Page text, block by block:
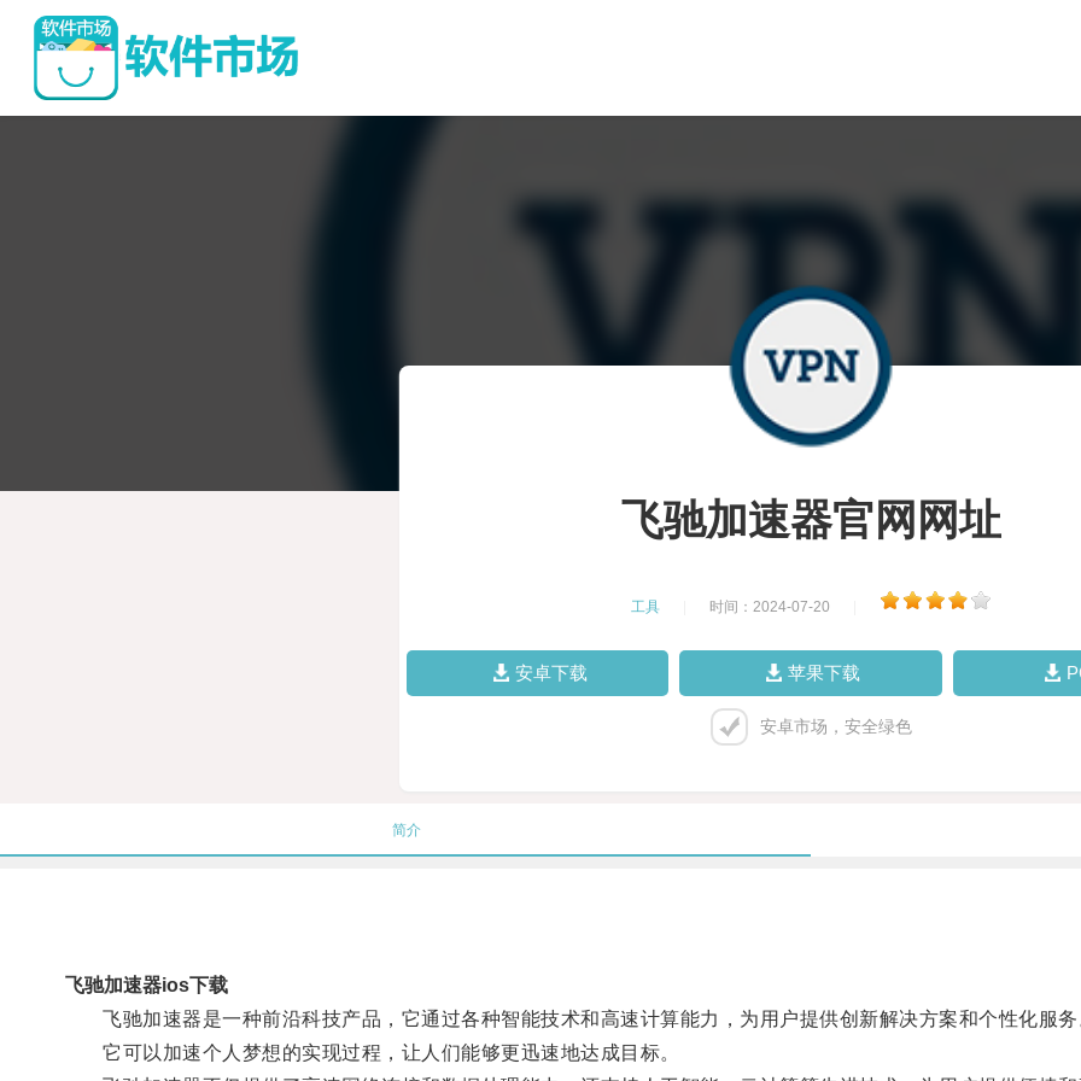
飞驰加速器官网网址
工具 时间：2024-07-20
安卓下载 苹果下载
安卓市场，安全绿色
简介
飞驰加速器ios下载
飞驰加速器是一种前沿科技产品，它通过各种智能技术和高速计算能力，为用户提供创新解决方案和个性化服务
它可以加速个人梦想的实现过程，让人们能够更迅速地达成目标。